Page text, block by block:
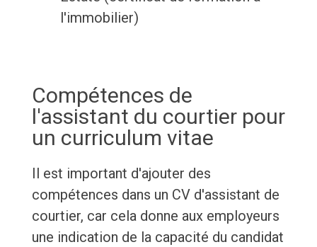
l'immobilier)
Compétences de
l'assistant du courtier pour
un curriculum vitae
Il est important d'ajouter des
compétences dans un CV d'assistant de
courtier, car cela donne aux employeurs
une indication de la capacité du candidat